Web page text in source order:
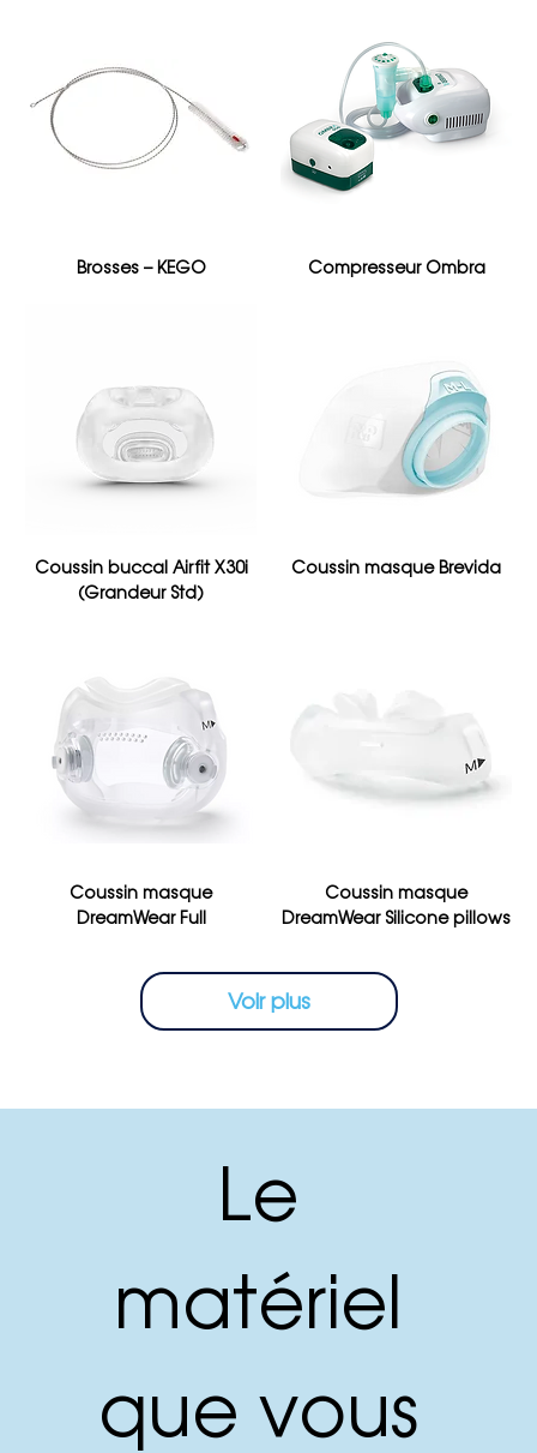
Brosses – KEGO Compresseur Ombra
Coussin buccal Airfit X30i
(Grandeur Std)
Coussin masque Brevida
Coussin masque
DreamWear Full
Coussin masque
DreamWear Silicone pillows
Voir plus
Le
matériel
que vous